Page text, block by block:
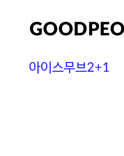
아이스무브2+1